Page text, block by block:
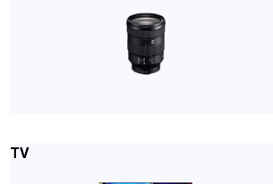
TV